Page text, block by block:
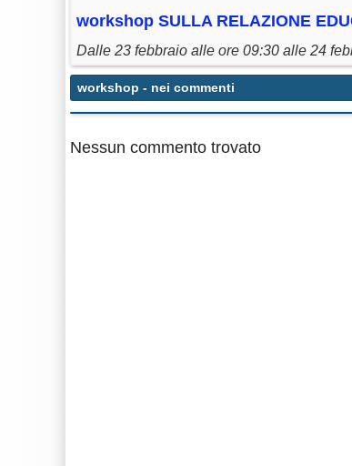
workshop SULLA RELAZIONE
Dalle 23 febbraio alle ore 09:30 alle 24
workshop - nei commenti
Nessun commento trovato